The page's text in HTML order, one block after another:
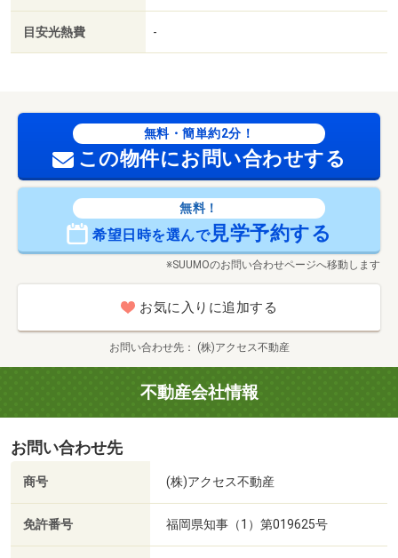
目安光熱費 -
無料・簡単約2分！
この物件にお問い合わせする
無料！
希望日時を選んで見学予約する
※SUUMOのお問い合わせページへ移動します
お気に入りに追加する
お問い合わせ先 (株)アクセス不動産
不動産会社情報
お問い合わせ先
商号 (株)アクセス不動産
免許番号 福岡県知事（1）第019625号